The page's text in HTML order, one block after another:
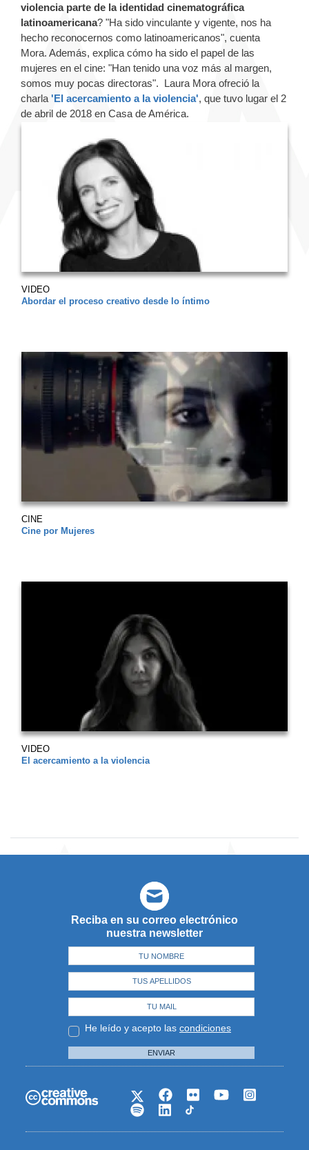
violencia parte de la identidad cinematográfica
latinoamericana? "Ha sido vinculante y vigente, nos ha
hecho reconocernos como latinoamericanos", cuenta
Mora. Además, explica cómo ha sido el papel de las
mujeres en el cine: "Han tenido una voz más al margen,
somos muy pocas directoras". Laura Mora ofreció la
charla 'El acercamiento a la violencia', que tuvo lugar el 2
de abril de 2018 en Casa de América.
VIDEO
Abordar el proceso creativo desde lo íntimo
CINE
Cine por Mujeres
VIDEO
El acercamiento a la violencia
Reciba en su correo electrónico
nuestra newsletter
He leído y acepto las condiciones
ENVIAR